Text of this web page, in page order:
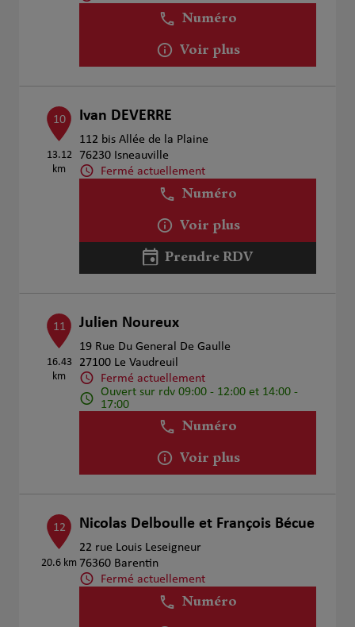
Numéro
Voir plus
10
13.12
km
Ivan DEVERRE
112 bis Allée de la Plaine
76230 Isneauville
Fermé actuellement
Numéro
Voir plus
Prendre RDV
11
16.43
km
Julien Noureux
19 Rue Du General De Gaulle
27100 Le Vaudreuil
Fermé actuellement
Ouvert sur rdv 09:00 - 12:00 et 14:00 -
17:00
Numéro
Voir plus
12
20.6 km
Nicolas Delboulle et François Bécue
22 rue Louis Leseigneur
76360 Barentin
Fermé actuellement
Numéro